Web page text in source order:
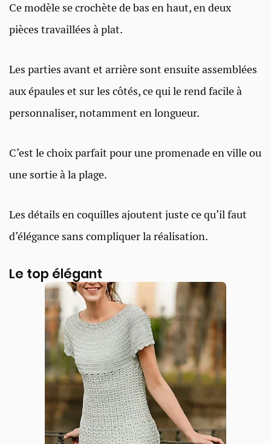
Ce modèle se crochète de bas en haut, en deux
pièces travaillées à plat.
Les parties avant et arrière sont ensuite assemblées
aux épaules et sur les côtés, ce qui le rend facile à
personnaliser, notamment en longueur.
C’est le choix parfait pour une promenade en ville ou
une sortie à la plage.
Les détails en coquilles ajoutent juste ce qu’il faut
d’élégance sans compliquer la réalisation.
Le top élégant